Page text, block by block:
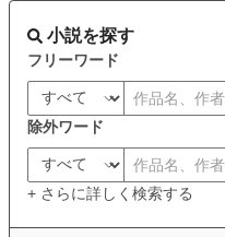
小説を探す
フリーワード
除外ワード
+ さらに詳しく検索する